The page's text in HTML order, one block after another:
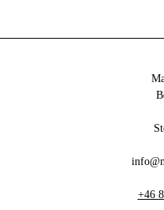
+46